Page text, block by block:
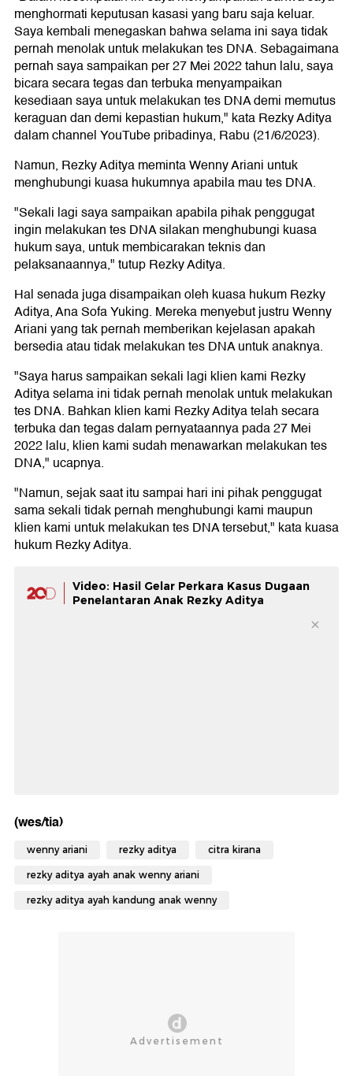
menghormati keputusan kasasi yang baru saja keluar.
Saya kembali menegaskan bahwa selama ini saya tidak
pernah menolak untuk melakukan tes DNA. Sebagaimana
pernah saya sampaikan per 27 Mei 2022 tahun lalu, saya
bicara secara tegas dan terbuka menyampaikan
kesediaan saya untuk melakukan tes DNA demi memutus
keraguan dan demi kepastian hukum," kata Rezky Aditya
dalam channel YouTube pribadinya, Rabu (21/6/2023).
Namun, Rezky Aditya meminta Wenny Ariani untuk
menghubungi kuasa hukumnya apabila mau tes DNA.
"Sekali lagi saya sampaikan apabila pihak penggugat
ingin melakukan tes DNA silakan menghubungi kuasa
hukum saya, untuk membicarakan teknis dan
pelaksanaannya," tutup Rezky Aditya.
Hal senada juga disampaikan oleh kuasa hukum Rezky
Aditya, Ana Sofa Yuking. Mereka menyebut justru Wenny
Ariani yang tak pernah memberikan kejelasan apakah
bersedia atau tidak melakukan tes DNA untuk anaknya.
"Saya harus sampaikan sekali lagi klien kami Rezky
Aditya selama ini tidak pernah menolak untuk melakukan
tes DNA. Bahkan klien kami Rezky Aditya telah secara
terbuka dan tegas dalam pernyataannya pada 27 Mei
2022 lalu, klien kami sudah menawarkan melakukan tes
DNA," ucapnya.
"Namun, sejak saat itu sampai hari ini pihak penggugat
sama sekali tidak pernah menghubungi kami maupun
klien kami untuk melakukan tes DNA tersebut," kata kuasa
hukum Rezky Aditya.
Video: Hasil Gelar Perkara Kasus Dugaan
Penelantaran Anak Rezky Aditya
(wes/tia)
wenny ariani rezky aditya citra kirana
rezky aditya ayah anak wenny ariani
rezky aditya ayah kandung anak wenny